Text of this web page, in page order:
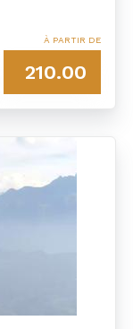
À PARTIR DE
210.00